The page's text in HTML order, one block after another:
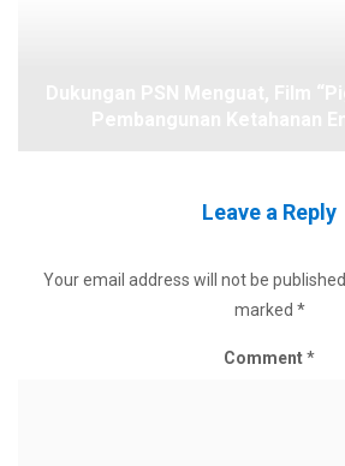
Leave a Reply
Your email address will not be published.
marked *
Comment*